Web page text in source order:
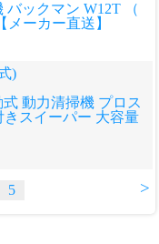
ックマン W12T （
ーカー直送】
)
動力清掃機 プロス
きスイーパー 大容量
>
5